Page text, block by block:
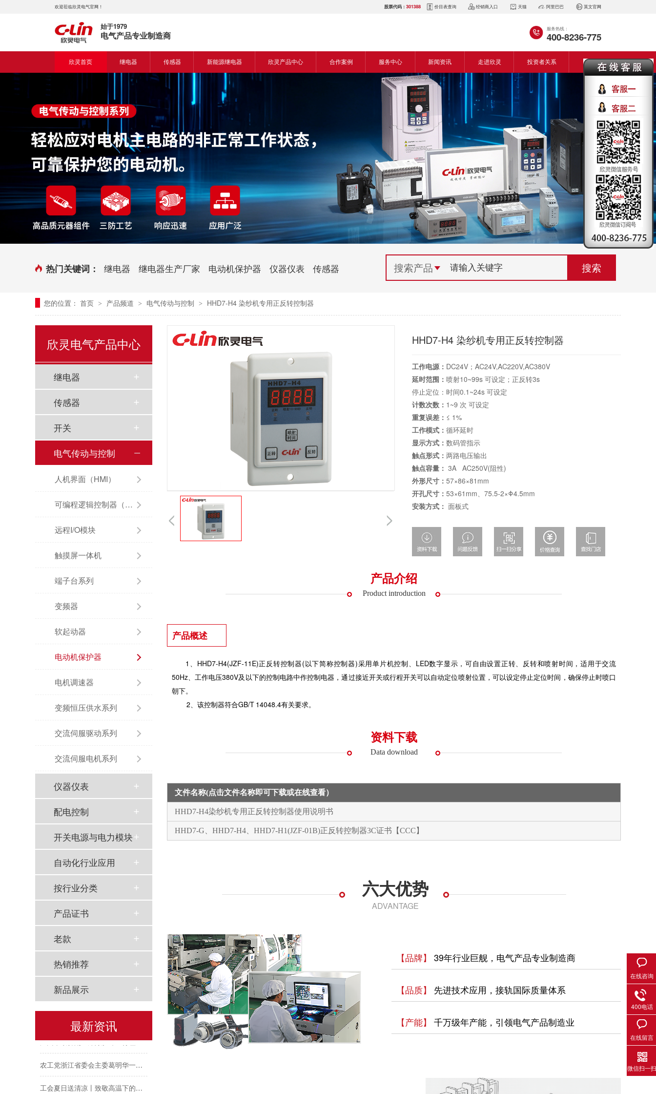
价目表查询 经销商入口 天猫 阿里巴巴 英文官网
欢迎莅临欣灵电气官网！ 股票代码：301388
始于1979
电气产品专业制造商
服务热线：
400-8236-775
欣灵首页 继电器
时间继电器
固体继电器
计数继电器
液位继电器
电磁继电器及插座
时控开关
新能源继电器
传感器
接近开关
光电开关
编码器
热电偶
热电阻
传感器端子台
新能源继电器
新能源交流继电器
新能源直流继电器
欣灵产品中心
电气传动与控制
开关
配电控制
合作案例
塑料机械行业
建筑机械行业
包装机械行业
纺织机械行业
服务中心
营销网络
服务热线
电商平台
下载中心
视频中心
电气百科
常见问题
技术支持
新闻资讯
新闻动态
展会资讯
电气百科
常见问答
走进欣灵
企业简介
董事长致词
企业风采
专利证书
生产设备
荣誉资质
组织机构
联系欣灵
投资者关系
热门关键词： 继电器 继电器生产厂家 电动机保护器 仪器仪表 传感器
您的位置： 首页 > 产品频道 > 电气传动与控制 > HHD7-H4 染纱机专用正反转控制器
HHD7-H4 染纱机专用正反转控制器
工作电源： DC24V；AC24V,AC220V,AC380V
延时范围：喷射10~99s 可设定；正反转3s
停止定位：时间0.1~24s 可设定
计数次数： 1~9 次 可设定
重复误差： ≤ 1%
工作模式：循环延时
显示方式：数码管指示
触点形式：两路电压输出
触点容量： 3A AC250V(阻性)
外形尺寸：57×86×81mm
开孔尺寸：53×61mm、75.5-2×Φ4.5mm
安装方式： 面板式
产品介绍
Product introduction
产品概述
1、HHD7-H4(JZF-11E)正反转控制器(以下简称控制器)采用单片机控制、LED数字显示，可自由设置正转、反转和喷射时间，适用于交流
50Hz、工作电压380V及以下的控制电路中作控制电器，通过接近开关或行程开关可以自动定位喷射位置，可以设定停止定位时间，确保停止时喷口
朝下。
2、该控制器符合GB/T 14048.4有关要求。
资料下载
Data download
文件名称(点击文件名称即可下载或在线查看）
HHD7-H4染纱机专用正反转控制器使用说明书
HHD7-G、HHD7-H4、HHD7-H1(JZF-01B)正反转控制器3C证书【CCC】
六大优势
ADVANTAGE
【品牌】 39年行业巨舰，电气产品专业制造商
【品质】 先进技术应用，接轨国际质量体系
【产能】 千万级年产能，引领电气产品制造业
欣灵电气产品中心
继电器
传感器
开关
电气传动与控制
人机界面（HMI）
可编程逻辑控制器（PLC）
远程I/O模块
触摸屏一体机
端子台系列
变频器
软起动器
电动机保护器
电机调速器
变频恒压供水系列
交流伺服驱动系列
交流伺服电机系列
仪器仪表
配电控制
开关电源与电力模块
自动化行业应用
按行业分类
产品证书
老款
热销推荐
新品展示
最新资讯
马上欣程 同心共跃 | 欣灵电气2026年开工大吉！
预防为主，防治结合 | 欣灵电气开展消防应急预案演练活动
在线咨询
400电话
在线留言
微信扫一扫